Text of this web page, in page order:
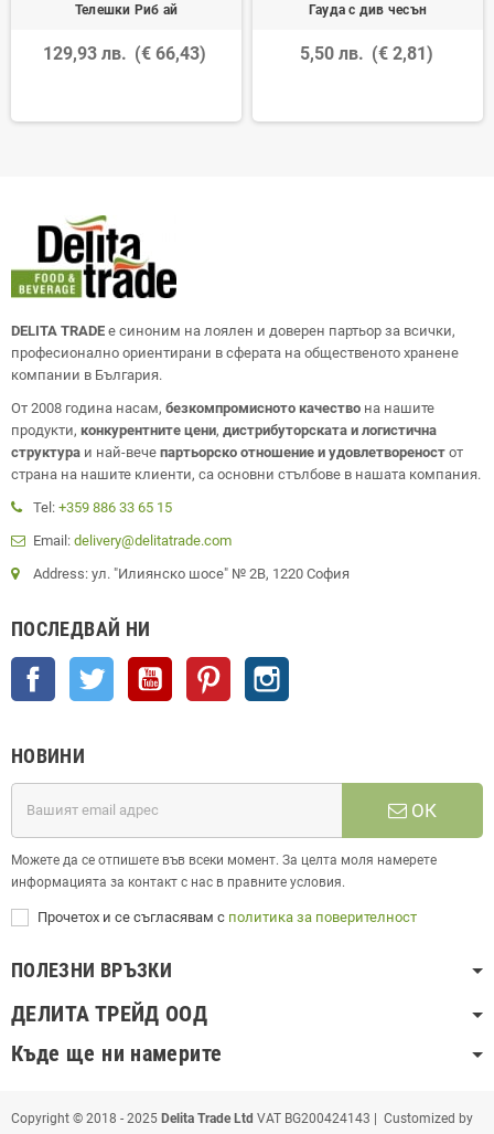
Телешки Риб ай
129,93 лв. (€ 66,43)
Гауда с див чесън
5,50 лв. (€ 2,81)
DELITA TRADE е синоним на лоялен и доверен партьор за всички,
професионално ориентирани в сферата на общественото хранене
компании в България.
От 2008 година насам, безкомпромисното качество на нашите
продукти, конкурентните цени, дистрибуторската и логистична
структура и най-вече партьорско отношение и удовлетвореност от
страна на нашите клиенти, са основни стълбове в нашата компания.
Tel: +359 886 33 65 15
Email: delivery@delitatrade.com
Address: ул. "Илиянско шосе" № 2В, 1220 София
ПОСЛЕДВАЙ НИ
Facebook Twitter YouTube Pinterest
НОВИНИ
ОК
Можете да се отпишете във всеки момент. За целта моля намерете
информацията за контакт с нас в правните условия.
Прочетох и се съгласявам с политика за поверителност
ПОЛЕЗНИ ВРЪЗКИ
ДЕЛИТА ТРЕЙД ООД
Къде ще ни намерите
Copyright © 2018 - 2025 Delita Trade Ltd VAT BG200424143 | Customized by